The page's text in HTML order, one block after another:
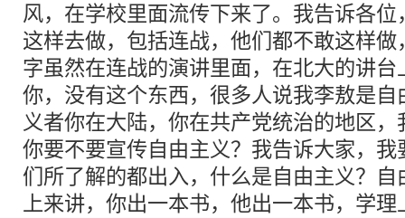
风，在学校里面流传下来了。我告诉各
这样去做，包括连战，他们都不敢这样
字虽然在连战的演讲里面，在北大的讲
你，没有这个东西，很多人说我李敖是
义者你在大陆，你在共产党统治的地区
你要不要宣传自由主义？我告诉大家，
们所了解的都出入，什么是自由主义？
上来讲，你出一本书，他出一本书，学